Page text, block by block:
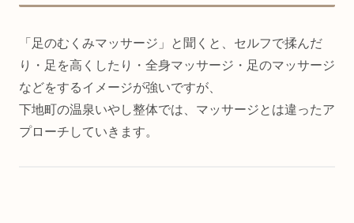
「足のむくみマッサージ」と聞くと、セルフで揉んだ
り・足を高くしたり・全身マッサージ・足のマッサージ
などをするイメージが強いですが、
下地町の温泉いやし整体では、マッサージとは違ったア
プローチしていきます。